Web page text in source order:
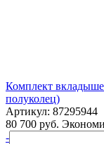
Комплект
полуколец)
Артикул: 87295944
80 700 руб.
-